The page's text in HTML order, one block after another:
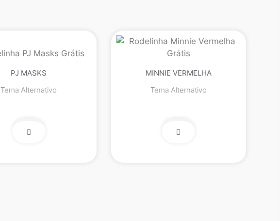
PJ MASKS
Tema Alternativo
MINNIE VERMELHA
Tema Alternativo